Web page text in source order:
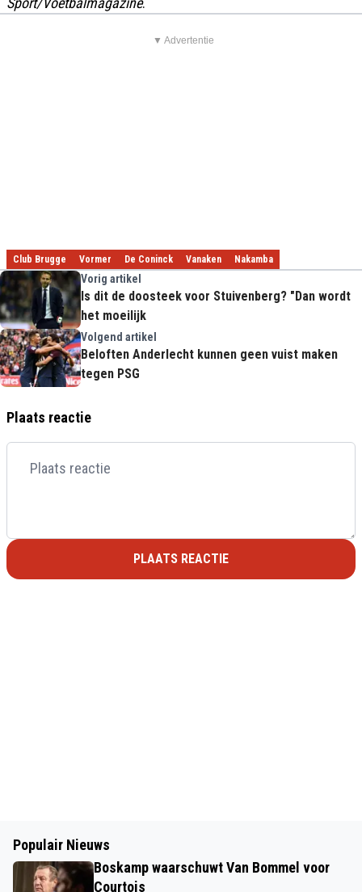
▼ Advertentie
Club Brugge Vormer De Coninck Vanaken Nakamba
Vorig artikel
Is dit de doosteek voor Stuivenberg? "Dan wordt
het moeilijk
Volgend artikel
Beloften Anderlecht kunnen geen vuist maken
tegen PSG
Plaats reactie
PLAATS REACTIE
Populair Nieuws
Boskamp waarschuwt Van Bommel voor
Courtois